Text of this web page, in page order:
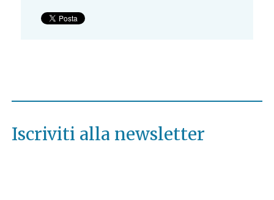
Iscriviti alla newsletter